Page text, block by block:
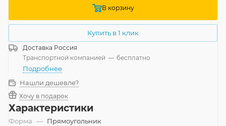
В корзину
Купить в 1 клик
Доставка Россия
Транспортной компанией — бесплатно
Подробнее
Нашли дешевле?
Хочу в подарок
Характеристики
Форма — Прямоугольник